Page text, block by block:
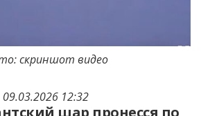
09.03.2026 12:32
скриншот видео